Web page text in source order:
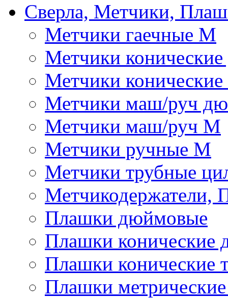
Сверла, Метчики,
Метчики гаечные М
Метчики
Метчики
Метчики маш/руч
Метчики маш/руч М
Метчики ручные М
Метчики трубные
Метчикодержатели,
Плашки дюймовые
Плашки
Плашки конические
Плашки